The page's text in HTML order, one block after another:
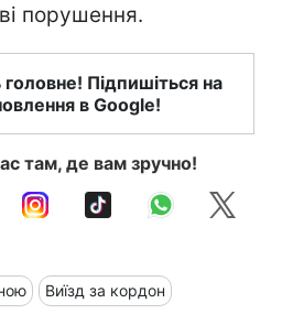
порушення.
Підпишіться на
в Google!
там, де вам зручно!
Виїзд за кордон